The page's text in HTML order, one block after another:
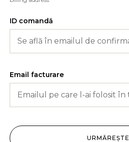
ID comandă
Email facturare
URMĂREȘTE